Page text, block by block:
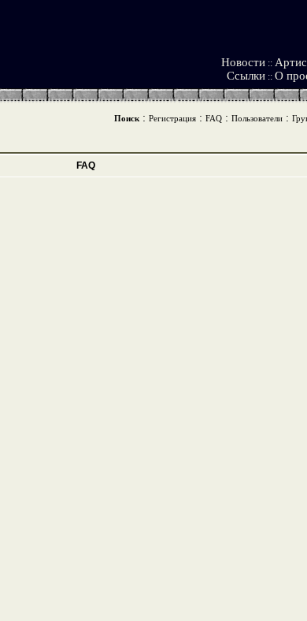
Новости ::
Ссылки :: О
Поиск: Регистрация: FAQ: Пользователи:
FAQ